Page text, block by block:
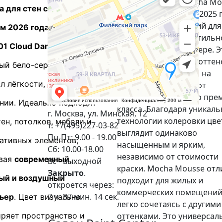
г. Москва, ул. Минская, 12
т. +7(495)227-03-82
Пн-Пт: 9.00 - 19.00
Сб: 10.00-18.00
Вс - выходной
Закрыто.
откроется через:
7 ч. 37 мин. 13 сек.
для стен с готовым
2026 года - PANTONE
Cloud Dancer
бело-серый оттенок,
лёгкости, свободы и
Идеально подходит
потолков, мебели и
элементов,
современный,
и воздушный
. Цвет визуально
пространство и
это элегантный цвет 2025
идеально подходящий для
создания уютной и
атмосферы в интерьере.
теплый коричневый
можно заколеровать на
различных основах, от
бюджетных красок до
класса. Благодаря
технологии колеровки
выглядит одинаково
насыщенным и ярким,
независимо от стоимости
краски. Mocha Mousse
подходит для жилых и
коммерческих
легко сочетаясь с другими
оттенками. Это